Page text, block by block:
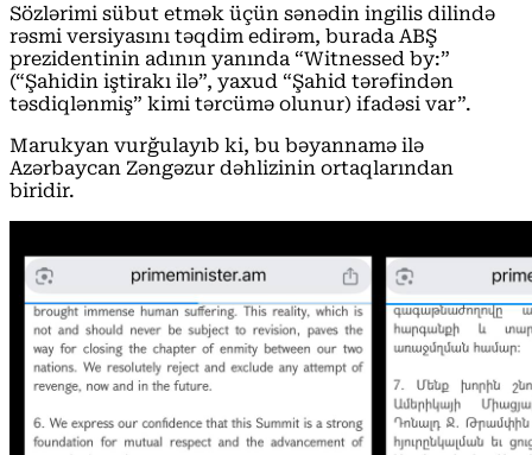
Sözlərimi sübut etmək üçün sənədin ingilis dilində
rəsmi versiyasını təqdim edirəm, burada ABŞ
prezidentinin adının yanında “Witnessed by:”
(“Şahidin iştirakı ilə”, yaxud “Şahid tərəfindən
təsdiqlənmiş” kimi tərcümə olunur) ifadəsi var”.
Marukyan vurğulayıb ki, bu bəyannamə ilə
Azərbaycan Zəngəzur dəhlizinin ortaqlarından
biridir.